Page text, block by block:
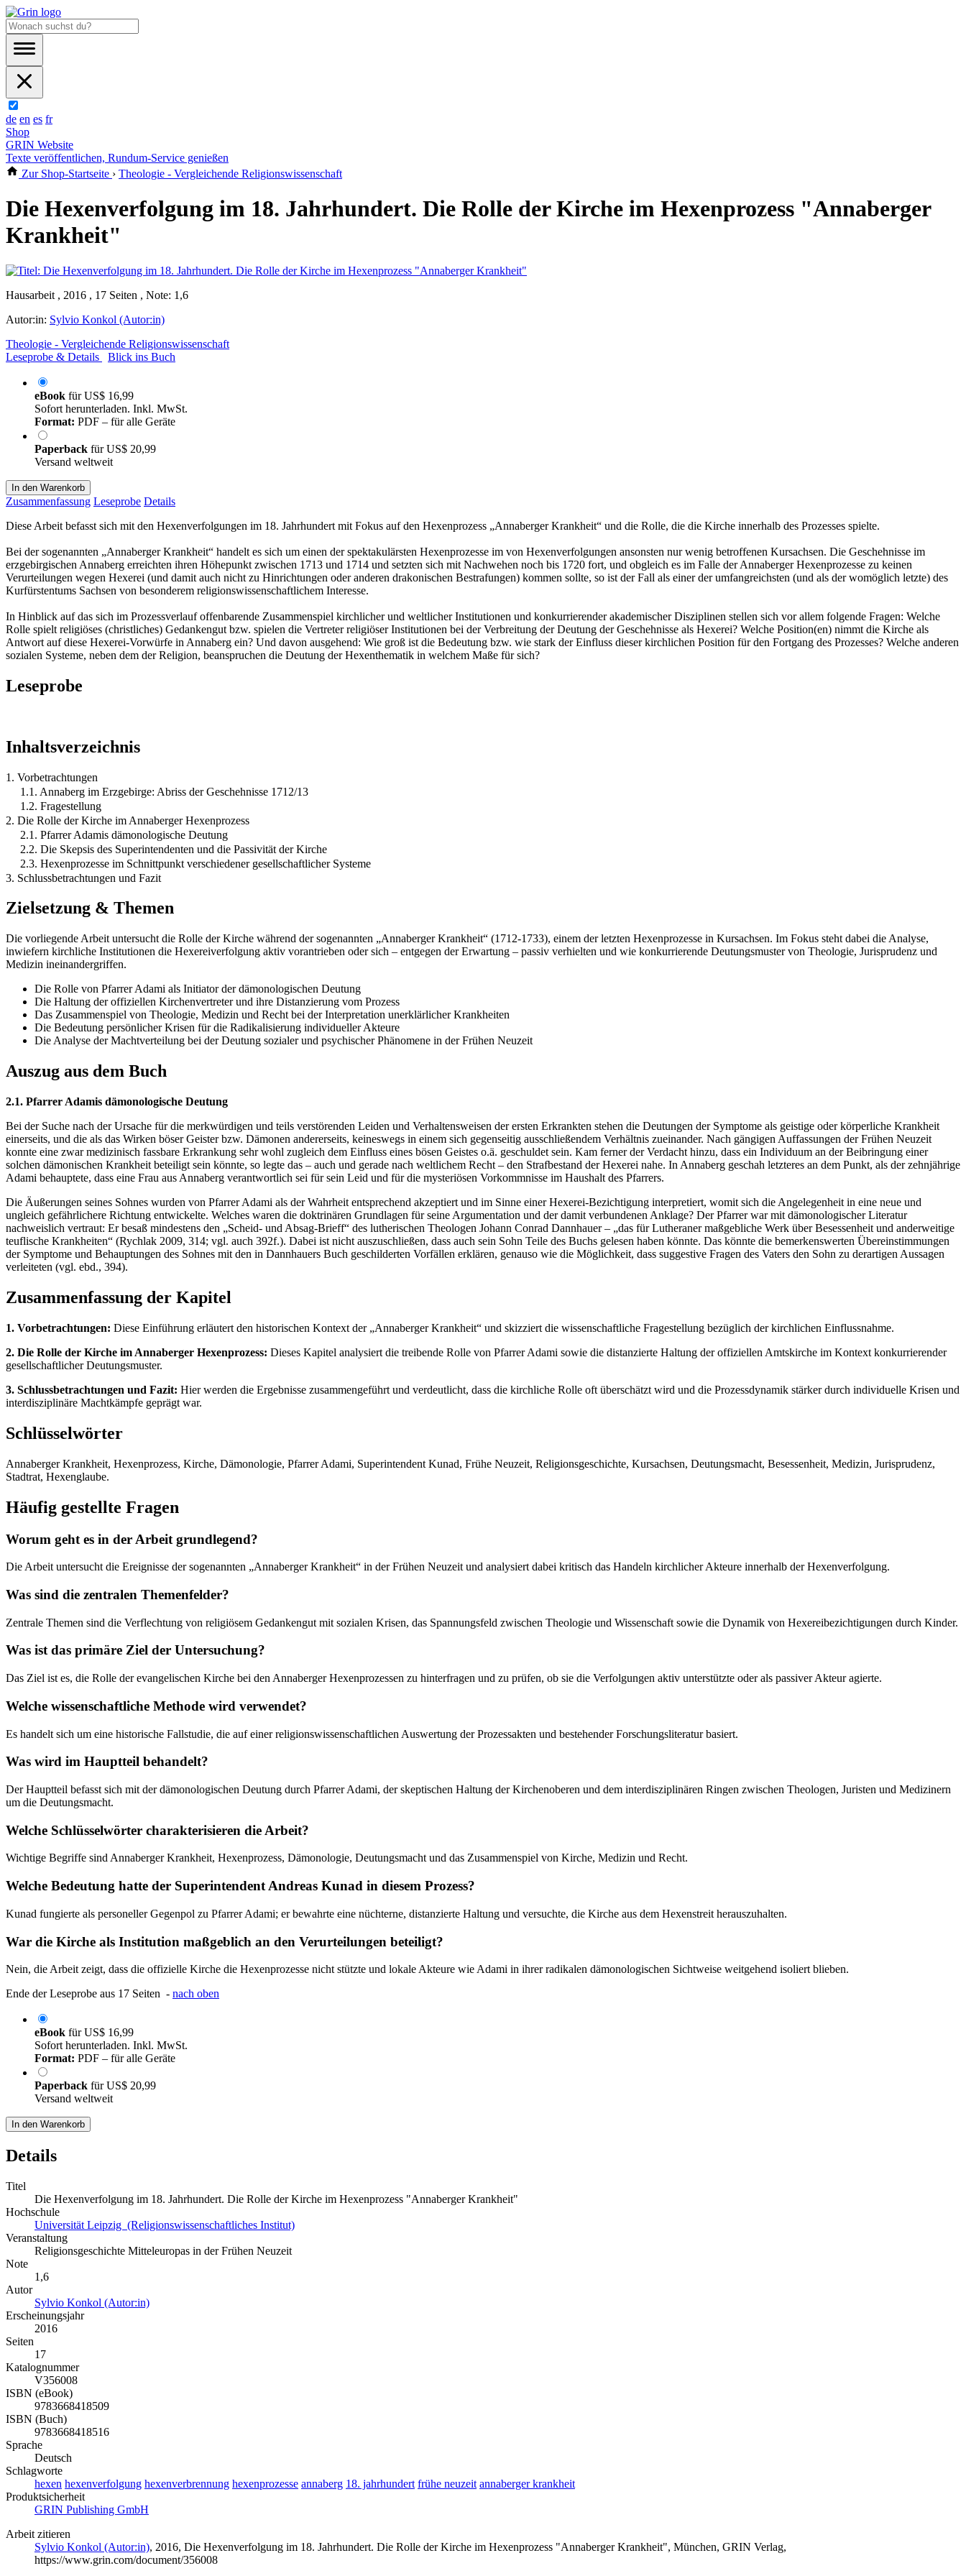
de en es fr
Shop
GRIN Website
Texte veröffentlichen, Rundum-Service genießen
Zur Shop-Startseite › Theologie - Vergleichende Religionswissenschaft
Die Hexenverfolgung im 18. Jahrhundert. Die Rolle der Kirche im Hexenprozess "Annaberger
Krankheit"
Hausarbeit , 2016 , 17 Seiten , Note: 1,6
Autor:in: Sylvio Konkol (Autor:in)
Theologie - Vergleichende Religionswissenschaft
Leseprobe & Details
Blick ins Buch
eBook fürUS$ 16,99
Sofort herunterladen. Inkl. MwSt.
Format: PDF – für alle Geräte
Paperback fürUS$ 20,99
Versand weltweit
In den Warenkorb
Zusammenfassung Leseprobe Details
Diese Arbeit befasst sich mit den Hexenverfolgungen im 18. Jahrhundert mit Fokus auf den Hexenprozess „Annaberger Krankheit“ und die Rolle, die die Kirche innerhalb des Prozesses spielte.
Bei der sogenannten „Annaberger Krankheit“ handelt es sich um einen der spektakulärsten Hexenprozesse im von Hexenverfolgungen ansonsten nur wenig betroffenen Kursachsen. Die Geschehnisse im
erzgebirgischen Annaberg erreichten ihren Höhepunkt zwischen 1713 und 1714 und setzten sich mit Nachwehen noch bis 1720 fort, und obgleich es im Falle der Annaberger Hexenprozesse zu keinen
Verurteilungen wegen Hexerei (und damit auch nicht zu Hinrichtungen oder anderen drakonischen Bestrafungen) kommen sollte, so ist der Fall als einer der umfangreichsten (und als der womöglich letzte) des
Kurfürstentums Sachsen von besonderem religionswissenschaftlichem Interesse.
In Hinblick auf das sich im Prozessverlauf offenbarende Zusammenspiel kirchlicher und weltlicher Institutionen und konkurrierender akademischer Disziplinen stellen sich vor allem folgende Fragen: Welche
Rolle spielt religiöses (christliches) Gedankengut bzw. spielen die Vertreter religiöser Institutionen bei der Verbreitung der Deutung der Geschehnisse als Hexerei? Welche Position(en) nimmt die Kirche als
Antwort auf diese Hexerei-Vorwürfe in Annaberg ein? Und davon ausgehend: Wie groß ist die Bedeutung bzw. wie stark der Einfluss dieser kirchlichen Position für den Fortgang des Prozesses? Welche anderen
sozialen Systeme, neben dem der Religion, beanspruchen die Deutung der Hexenthematik in welchem Maße für sich?
Leseprobe
Inhaltsverzeichnis
1. Vorbetrachtungen
1.1. Annaberg im Erzgebirge: Abriss der Geschehnisse 1712/13
1.2. Fragestellung
2. Die Rolle der Kirche im Annaberger Hexenprozess
2.1. Pfarrer Adamis dämonologische Deutung
2.2. Die Skepsis des Superintendenten und die Passivität der Kirche
2.3. Hexenprozesse im Schnittpunkt verschiedener gesellschaftlicher Systeme
3. Schlussbetrachtungen und Fazit
Zielsetzung & Themen
Die vorliegende Arbeit untersucht die Rolle der Kirche während der sogenannten „Annaberger Krankheit“ (1712-1733), einem der letzten Hexenprozesse in Kursachsen. Im Fokus steht dabei die Analyse,
inwiefern kirchliche Institutionen die Hexereiverfolgung aktiv vorantrieben oder sich – entgegen der Erwartung – passiv verhielten und wie konkurrierende Deutungsmuster von Theologie, Jurisprudenz und
Medizin ineinandergriffen.
Die Rolle von Pfarrer Adami als Initiator der dämonologischen Deutung
Die Haltung der offiziellen Kirchenvertreter und ihre Distanzierung vom Prozess
Das Zusammenspiel von Theologie, Medizin und Recht bei der Interpretation unerklärlicher Krankheiten
Die Bedeutung persönlicher Krisen für die Radikalisierung individueller Akteure
Die Analyse der Machtverteilung bei der Deutung sozialer und psychischer Phänomene in der Frühen Neuzeit
Auszug aus dem Buch
2.1. Pfarrer Adamis dämonologische Deutung
Bei der Suche nach der Ursache für die merkwürdigen und teils verstörenden Leiden und Verhaltensweisen der ersten Erkrankten stehen die Deutungen der Symptome als geistige oder körperliche Krankheit
einerseits, und die als das Wirken böser Geister bzw. Dämonen andererseits, keineswegs in einem sich gegenseitig ausschließendem Verhältnis zueinander. Nach gängigen Auffassungen der Frühen Neuzeit
konnte eine zwar medizinisch fassbare Erkrankung sehr wohl zugleich dem Einfluss eines bösen Geistes o.ä. geschuldet sein. Kam ferner der Verdacht hinzu, dass ein Individuum an der Beibringung einer
solchen dämonischen Krankheit beteiligt sein könnte, so legte das – auch und gerade nach weltlichem Recht – den Strafbestand der Hexerei nahe. In Annaberg geschah letzteres an dem Punkt, als der zehnjährige
Adami behauptete, dass eine Frau aus Annaberg verantwortlich sei für sein Leid und für die mysteriösen Vorkommnisse im Haushalt des Pfarrers.
Die Äußerungen seines Sohnes wurden von Pfarrer Adami als der Wahrheit entsprechend akzeptiert und im Sinne einer Hexerei-Bezichtigung interpretiert, womit sich die Angelegenheit in eine neue und
ungleich gefährlichere Richtung entwickelte. Welches waren die doktrinären Grundlagen für seine Argumentation und der damit verbundenen Anklage? Der Pfarrer war mit dämonologischer Literatur
nachweislich vertraut: Er besaß mindestens den „Scheid- und Absag-Brieff“ des lutherischen Theologen Johann Conrad Dannhauer – „das für Lutheraner maßgebliche Werk über Besessenheit und anderweitige
teuflische Krankheiten“ (Rychlak 2009, 314; vgl. auch 392f.). Dabei ist nicht auszuschließen, dass auch sein Sohn Teile des Buchs gelesen haben könnte. Das könnte die bemerkenswerten Übereinstimmungen
der Symptome und Behauptungen des Sohnes mit den in Dannhauers Buch geschilderten Vorfällen erklären, genauso wie die Möglichkeit, dass suggestive Fragen des Vaters den Sohn zu derartigen Aussagen
verleiteten (vgl. ebd., 394).
Zusammenfassung der Kapitel
1. Vorbetrachtungen: Diese Einführung erläutert den historischen Kontext der „Annaberger Krankheit“ und skizziert die wissenschaftliche Fragestellung bezüglich der kirchlichen Einflussnahme.
2. Die Rolle der Kirche im Annaberger Hexenprozess: Dieses Kapitel analysiert die treibende Rolle von Pfarrer Adami sowie die distanzierte Haltung der offiziellen Amtskirche im Kontext konkurrierender
gesellschaftlicher Deutungsmuster.
3. Schlussbetrachtungen und Fazit: Hier werden die Ergebnisse zusammengeführt und verdeutlicht, dass die kirchliche Rolle oft überschätzt wird und die Prozessdynamik stärker durch individuelle Krisen und
interdisziplinäre Machtkämpfe geprägt war.
Schlüsselwörter
Annaberger Krankheit, Hexenprozess, Kirche, Dämonologie, Pfarrer Adami, Superintendent Kunad, Frühe Neuzeit, Religionsgeschichte, Kursachsen, Deutungsmacht, Besessenheit, Medizin, Jurisprudenz,
Stadtrat, Hexenglaube.
Häufig gestellte Fragen
Worum geht es in der Arbeit grundlegend?
Die Arbeit untersucht die Ereignisse der sogenannten „Annaberger Krankheit“ in der Frühen Neuzeit und analysiert dabei kritisch das Handeln kirchlicher Akteure innerhalb der Hexenverfolgung.
Was sind die zentralen Themenfelder?
Zentrale Themen sind die Verflechtung von religiösem Gedankengut mit sozialen Krisen, das Spannungsfeld zwischen Theologie und Wissenschaft sowie die Dynamik von Hexereibezichtigungen durch Kinder.
Was ist das primäre Ziel der Untersuchung?
Das Ziel ist es, die Rolle der evangelischen Kirche bei den Annaberger Hexenprozessen zu hinterfragen und zu prüfen, ob sie die Verfolgungen aktiv unterstützte oder als passiver Akteur agierte.
Welche wissenschaftliche Methode wird verwendet?
Es handelt sich um eine historische Fallstudie, die auf einer religionswissenschaftlichen Auswertung der Prozessakten und bestehender Forschungsliteratur basiert.
Was wird im Hauptteil behandelt?
Der Hauptteil befasst sich mit der dämonologischen Deutung durch Pfarrer Adami, der skeptischen Haltung der Kirchenoberen und dem interdisziplinären Ringen zwischen Theologen, Juristen und Medizinern
um die Deutungsmacht.
Welche Schlüsselwörter charakterisieren die Arbeit?
Wichtige Begriffe sind Annaberger Krankheit, Hexenprozess, Dämonologie, Deutungsmacht und das Zusammenspiel von Kirche, Medizin und Recht.
Welche Bedeutung hatte der Superintendent Andreas Kunad in diesem Prozess?
Kunad fungierte als personeller Gegenpol zu Pfarrer Adami; er bewahrte eine nüchterne, distanzierte Haltung und versuchte, die Kirche aus dem Hexenstreit herauszuhalten.
War die Kirche als Institution maßgeblich an den Verurteilungen beteiligt?
Nein, die Arbeit zeigt, dass die offizielle Kirche die Hexenprozesse nicht stützte und lokale Akteure wie Adami in ihrer radikalen dämonologischen Sichtweise weitgehend isoliert blieben.
Ende der Leseprobe aus 17 Seiten - nach oben
eBook fürUS$ 16,99
Sofort herunterladen. Inkl. MwSt.
Format: PDF – für alle Geräte
Paperback fürUS$ 20,99
Versand weltweit
In den Warenkorb
Details
Titel
Die Hexenverfolgung im 18. Jahrhundert. Die Rolle der Kirche im Hexenprozess "Annaberger Krankheit"
Hochschule
Universität Leipzig (Religionswissenschaftliches Institut)
Veranstaltung
Religionsgeschichte Mitteleuropas in der Frühen Neuzeit
Note
1,6
Autor
Sylvio Konkol (Autor:in)
Erscheinungsjahr
2016
Seiten
17
Katalognummer
V356008
ISBN (eBook)
9783668418509
ISBN (Buch)
9783668418516
Sprache
Deutsch
Schlagworte
hexen hexenverfolgung hexenverbrennung hexenprozesse annaberg 18. jahrhundert frühe neuzeit annaberger krankheit
Produktsicherheit
GRIN Publishing GmbH
Arbeit zitieren
Sylvio Konkol (Autor:in), 2016, Die Hexenverfolgung im 18. Jahrhundert. Die Rolle der Kirche im Hexenprozess "Annaberger Krankheit", München, GRIN Verlag,
https://www.grin.com/document/356008